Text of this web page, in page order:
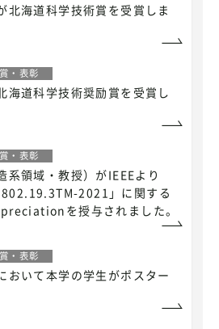
北海道科学技術賞を受賞しま
・表彰
海道科学技術奨励賞を受賞し
・表彰
系領域・教授）がIEEEより
2021」に関する
を授与されました。
・表彰
おいて本学の学生がポスター